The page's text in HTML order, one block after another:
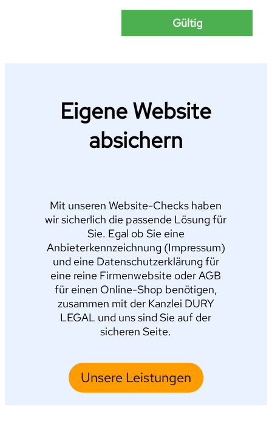
Gültig
Eigene Website
absichern
Mit unseren Website-Checks haben
wir sicherlich die passende Lösung für
Sie. Egal ob Sie eine
Anbieterkennzeichnung (Impressum)
und eine Datenschutzerklärung für
eine reine Firmenwebsite oder AGB
für einen Online-Shop benötigen,
zusammen mit der Kanzlei DURY
LEGAL und uns sind Sie auf der
sicheren Seite.
Unsere Leistungen